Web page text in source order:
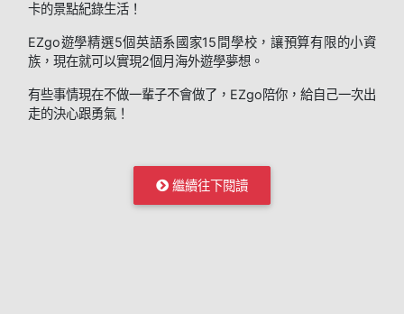
卡的景點紀錄生活！
EZgo遊學精選5個英語系國家15間學校，讓預算有限的小資
族，現在就可以實現2個月海外遊學夢想。
有些事情現在不做一輩子不會做了，EZgo陪你，給自己一次出
走的決心跟勇氣！
繼續往下閱讀